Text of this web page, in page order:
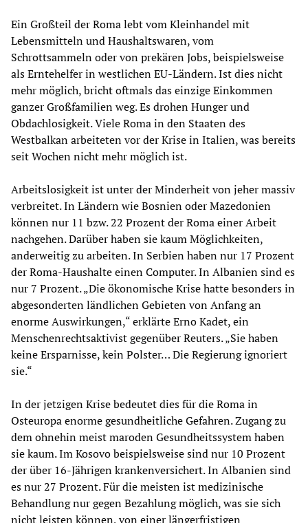
Ein Großteil der Roma lebt vom Kleinhandel mit
Lebensmitteln und Haushaltswaren, vom
Schrottsammeln oder von prekären Jobs, beispielsweise
als Erntehelfer in westlichen EU-Ländern. Ist dies nicht
mehr möglich, bricht oftmals das einzige Einkommen
ganzer Großfamilien weg. Es drohen Hunger und
Obdachlosigkeit. Viele Roma in den Staaten des
Westbalkan arbeiteten vor der Krise in Italien, was bereits
seit Wochen nicht mehr möglich ist.
Arbeitslosigkeit ist unter der Minderheit von jeher massiv
verbreitet. In Ländern wie Bosnien oder Mazedonien
können nur 11 bzw. 22 Prozent der Roma einer Arbeit
nachgehen. Darüber haben sie kaum Möglichkeiten,
anderweitig zu arbeiten. In Serbien haben nur 17 Prozent
der Roma-Haushalte einen Computer. In Albanien sind es
nur 7 Prozent. „Die ökonomische Krise hatte besonders in
abgesonderten ländlichen Gebieten von Anfang an
enorme Auswirkungen,“ erklärte Erno Kadet, ein
Menschenrechtsaktivist gegenüber Reuters. „Sie haben
keine Ersparnisse, kein Polster… Die Regierung ignoriert
sie.“
In der jetzigen Krise bedeutet dies für die Roma in
Osteuropa enorme gesundheitliche Gefahren. Zugang zu
dem ohnehin meist maroden Gesundheitssystem haben
sie kaum. Im Kosovo beispielsweise sind nur 10 Prozent
der über 16-Jährigen krankenversichert. In Albanien sind
es nur 27 Prozent. Für die meisten ist medizinische
Behandlung nur gegen Bezahlung möglich, was sie sich
nicht leisten können, von einer längerfristigen